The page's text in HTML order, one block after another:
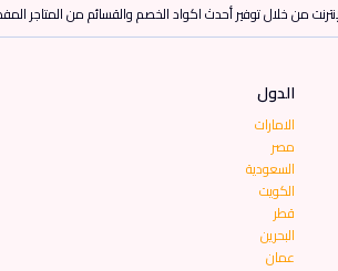
من خلال توفير أحدث اكواد الخصم والقسائم من المتاجر
الدول
الامارات
مصر
السعودية
الكويت
قطر
البحرين
عمان